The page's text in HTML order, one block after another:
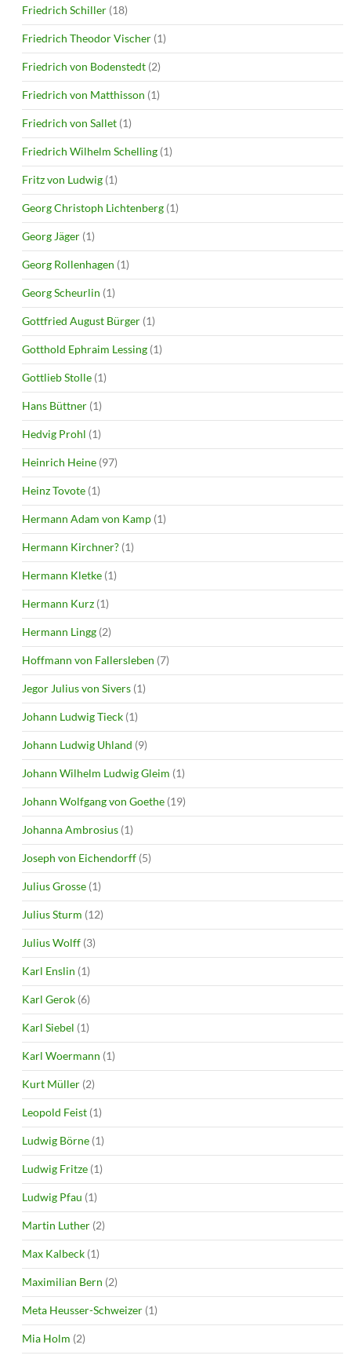
Friedrich Schiller (18)
Friedrich Theodor Vischer (1)
Friedrich von Bodenstedt (2)
Friedrich von Matthisson (1)
Friedrich von Sallet (1)
Friedrich Wilhelm Schelling (1)
Fritz von Ludwig (1)
Georg Christoph Lichtenberg (1)
Georg Jäger (1)
Georg Rollenhagen (1)
Georg Scheurlin (1)
Gottfried August Bürger (1)
Gotthold Ephraim Lessing (1)
Gottlieb Stolle (1)
Hans Büttner (1)
Hedvig Prohl (1)
Heinrich Heine (97)
Heinz Tovote (1)
Hermann Adam von Kamp (1)
Hermann Kirchner? (1)
Hermann Kletke (1)
Hermann Kurz (1)
Hermann Lingg (2)
Hoffmann von Fallersleben (7)
Jegor Julius von Sivers (1)
Johann Ludwig Tieck (1)
Johann Ludwig Uhland (9)
Johann Wilhelm Ludwig Gleim (1)
Johann Wolfgang von Goethe (19)
Johanna Ambrosius (1)
Joseph von Eichendorff (5)
Julius Grosse (1)
Julius Sturm (12)
Julius Wolff (3)
Karl Enslin (1)
Karl Gerok (6)
Karl Siebel (1)
Karl Woermann (1)
Kurt Müller (2)
Leopold Feist (1)
Ludwig Börne (1)
Ludwig Fritze (1)
Ludwig Pfau (1)
Martin Luther (2)
Max Kalbeck (1)
Maximilian Bern (2)
Meta Heusser-Schweizer (1)
Mia Holm (2)